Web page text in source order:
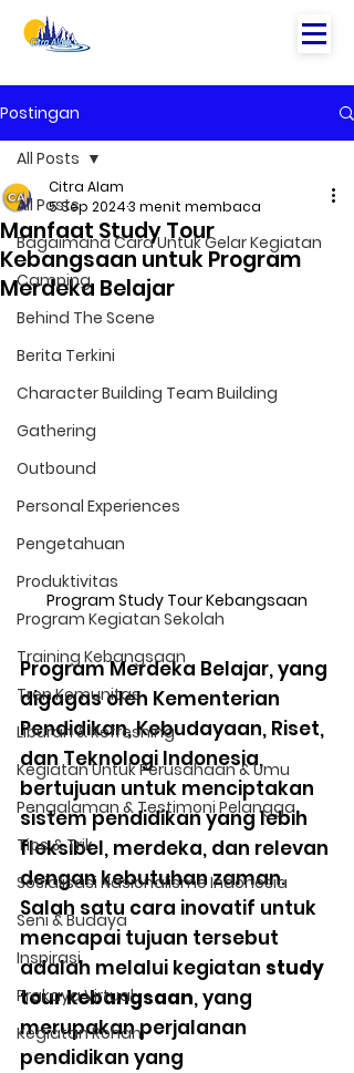
Postingan
All Posts
Bagaimana Cara Untuk Gelar Kegiatan
Camping
Behind The Scene
Berita Terkini
Character Building Team Building
Gathering
Outbound
Personal Experiences
Pengetahuan
Produktivitas
Program Kegiatan Sekolah
Training Kebangsaan
Tren Komunitas
Liburan & Refreshing
Kegiatan Untuk Perusahaan & Umu
Pengalaman & Testimoni Pelangga
Tips & Trik
Sosialisasi Nasionalisme Indonesia
Seni & Budaya
Inspirasi
Prakaya Virtual
Kegiatan Rohani
All Posts
Manfaat Study Tour
Kebangsaan untuk Program
Merdeka Belajar
Citra Alam
5 Sep 20243 menit membaca
Program Study Tour Kebangsaan
Program Merdeka Belajar, yang
digagas oleh Kementerian
Pendidikan, Kebudayaan, Riset,
dan Teknologi Indonesia,
bertujuan untuk menciptakan
sistem pendidikan yang lebih
fleksibel, merdeka, dan relevan
dengan kebutuhan zaman.
Salah satu cara inovatif untuk
mencapai tujuan tersebut
adalah melalui kegiatan study
tour kebangsaan, yang
merupakan perjalanan
pendidikan yang